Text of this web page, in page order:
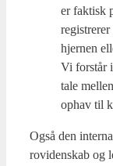
er fak­tisk
hjer­nen
Vi for­står
ta­le
ophav til
Også den
rovi­den­skab og